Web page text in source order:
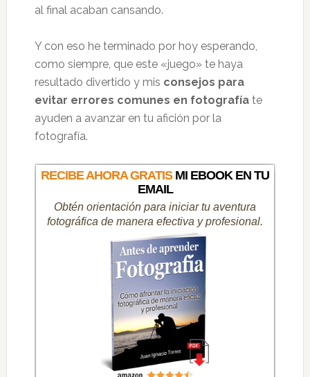
al final acaban cansando.
Y con eso he terminado por hoy esperando,
como siempre, que este «juego» te haya
resultado divertido y mis consejos para
evitar errores comunes en fotografíate
ayuden a avanzar en tu afición por la
fotografía.